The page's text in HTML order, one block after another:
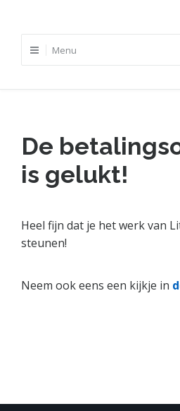
contentSheep
Doe een eenmalige of periodieke
voor de inkomstenbelasting
Menu
De
is gelukt!
Heel fijn dat je het werk van
steunen!
Neem ook eens een kijkje in